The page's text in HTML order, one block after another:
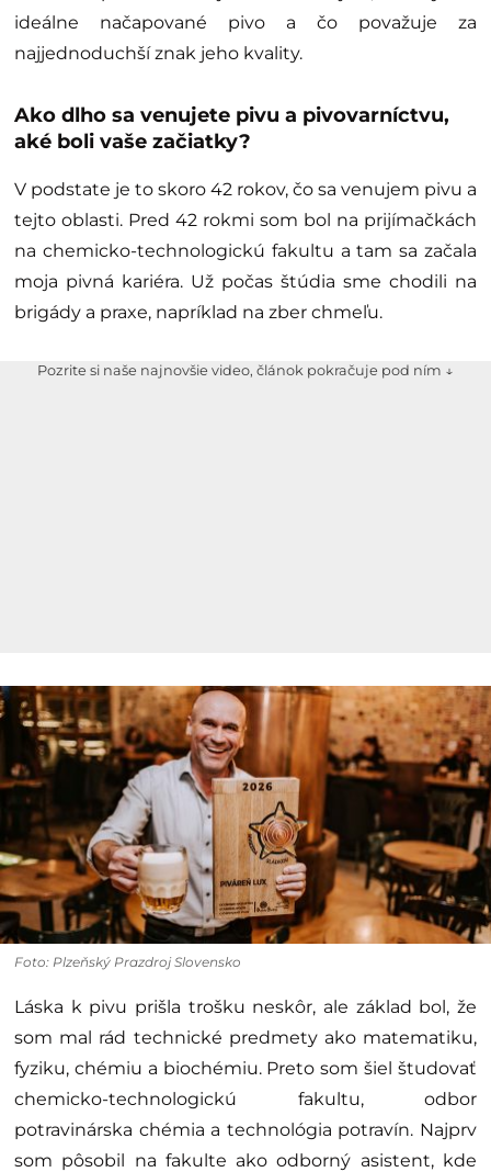
ideálne načapované pivo a čo považuje za
najjednoduchší znak jeho kvality.
Ako dlho sa venujete pivu a pivovarníctvu,
aké boli vaše začiatky?
V podstate je to skoro 42 rokov, čo sa venujem pivu a
tejto oblasti. Pred 42 rokmi som bol na prijímačkách
na chemicko-technologickú fakultu a tam sa začala
moja pivná kariéra. Už počas štúdia sme chodili na
brigády a praxe, napríklad na zber chmeľu.
Pozrite si naše najnovšie video, článok pokračuje pod ním ↓
Foto: Plzeňský Prazdroj Slovensko
Láska k pivu prišla trošku neskôr, ale základ bol, že
som mal rád technické predmety ako matematiku,
fyziku, chémiu a biochémiu. Preto som šiel študovať
chemicko-technologickú fakultu, odbor
potravinárska chémia a technológia potravín. Najprv
som pôsobil na fakulte ako odborný asistent, kde